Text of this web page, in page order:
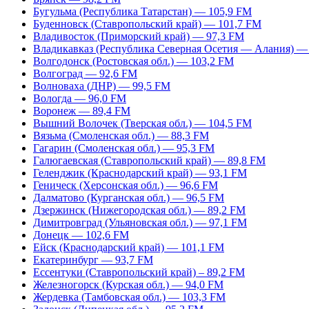
Бугульма (Республика Татарстан) — 105,9 FM
Буденновск (Ставропольский край) — 101,7 FM
Владивосток (Приморский край) — 97,3 FM
Владикавказ (Республика Северная Осетия — Алания)
Волгодонск (Ростовская обл.) — 103,2 FM
Волгоград — 92,6 FM
Волноваха (ДНР) — 99,5 FM
Вологда — 96,0 FM
Воронеж — 89,4 FM
Вышний Волочек (Тверская обл.) — 104,5 FM
Вязьма (Смоленская обл.) — 88,3 FM
Гагарин (Смоленская обл.) — 95,3 FM
Галюгаевская (Ставропольский край) — 89,8 FM
Геленджик (Краснодарский край) — 93,1 FM
Геническ (Херсонская обл.) — 96,6 FM
Далматово (Курганская обл.) — 96,5 FM
Дзержинск (Нижегородская обл.) — 89,2 FM
Димитровград (Ульяновская обл.) — 97,1 FM
Донецк — 102,6 FM
Ейск (Краснодарский край) — 101,1 FM
Екатеринбург — 93,7 FM
Ессентуки (Ставропольский край) – 89,2 FM
Железногорск (Курская обл.) — 94,0 FM
Жердевка (Тамбовская обл.) — 103,3 FM